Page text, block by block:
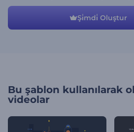
Startup Başarı Logosunu bugün deneyin!
Şi̇mdi̇ Oluştur
Bu şablon kullanılarak
videolar